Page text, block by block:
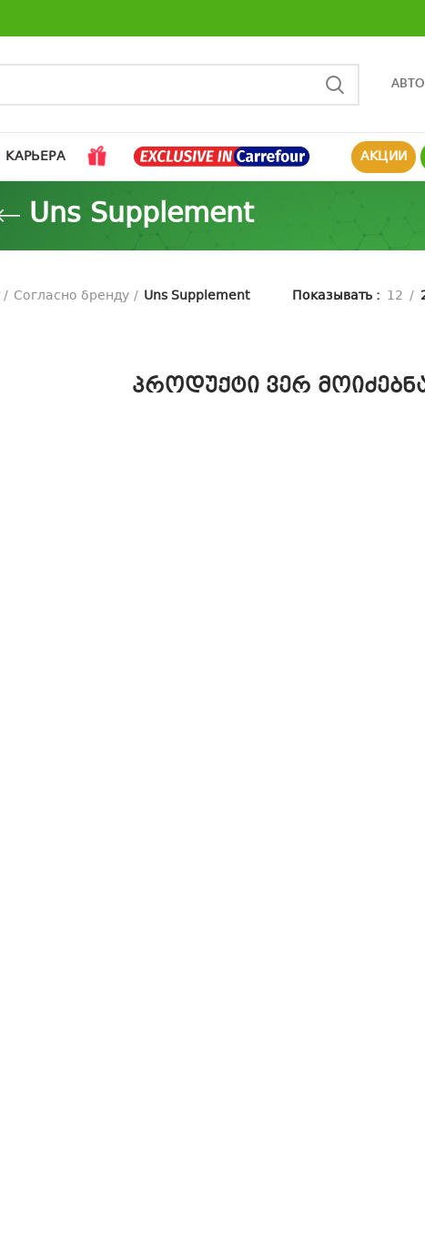
КАРЬЕРА АКЦИИ
Uns Supplement
Согласно бренду Uns Supplement Показывать 12
პროდუქტი ვერ